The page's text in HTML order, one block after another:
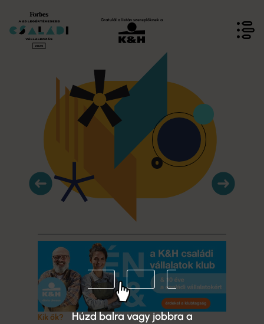
Húzd balra vagy jobbra a
Gratulál a listán szereplőknek a
Kik ők?